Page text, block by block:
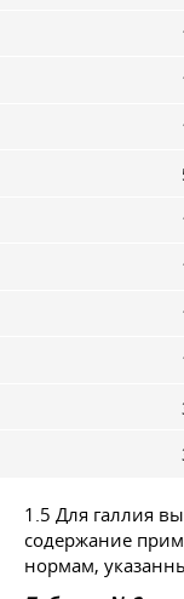
1.5 Для галлия
содержание
нормам,